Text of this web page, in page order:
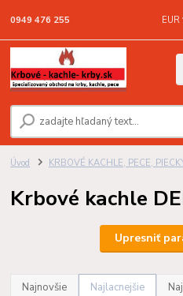
EUR
0949 476 255
Úvod KRBOVÉ KACHLE, PECE,
Krbové kachle
Upresniť
Najnovšie Najlacnejšie